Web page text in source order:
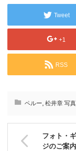
Tweet
+1
RSS
ペルー, 松井章 写
フォト・
ジのご案内